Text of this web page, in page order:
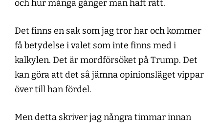
och hur många gånger man haft rätt.
Det finns en sak som jag tror har och kommer
få betydelse i valet som inte finns med i
kalkylen. Det är mordförsöket på Trump. Det
kan göra att det så jämna opinionsläget vippar
över till han fördel.
Men detta skriver jag nångra timmar innan